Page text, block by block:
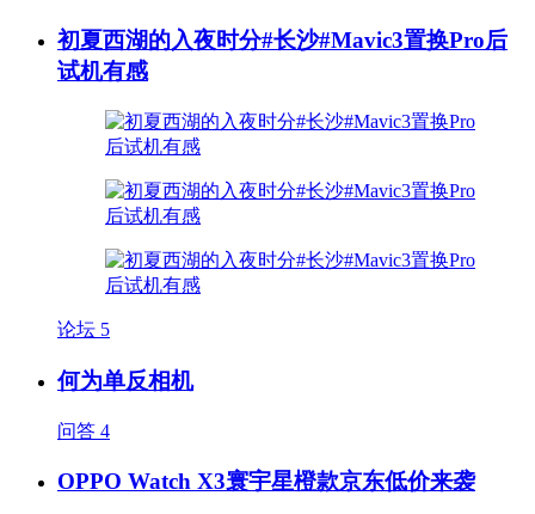
初夏西湖的入夜时分#长沙#Mavic3置换Pro后
试机有感
论坛 5
何为单反相机
问答 4
OPPO Watch X3寰宇星橙款京东低价来袭